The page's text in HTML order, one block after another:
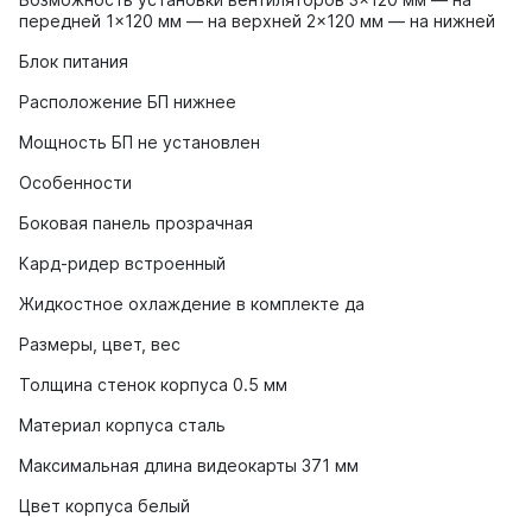
передней 1×120 мм — на верхней 2×120 мм — на нижней
Блок питания
Расположение БП нижнее
Мощность БП не установлен
Особенности
Боковая панель прозрачная
Кард-ридер встроенный
Жидкостное охлаждение в комплекте да
Размеры, цвет, вес
Толщина стенок корпуса 0.5 мм
Материал корпуса сталь
Максимальная длина видеокарты 371 мм
Цвет корпуса белый